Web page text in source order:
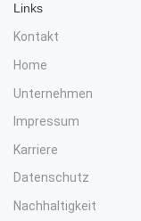
Links
Kontakt
Home
Unternehmen
Impressum
Karriere
Datenschutz
Nachhaltigkeit